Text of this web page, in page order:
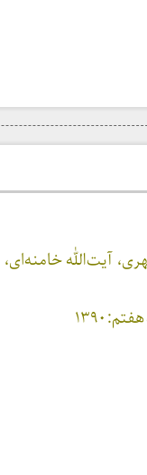
آیت‌الله
۱۳۹۰